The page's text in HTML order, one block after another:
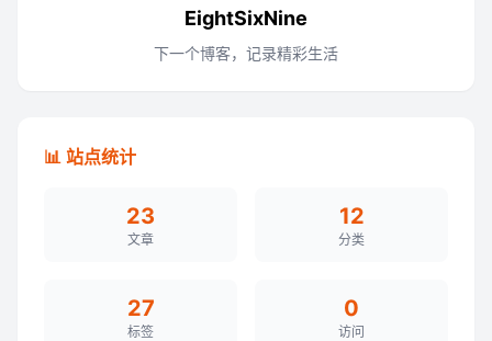
EightSixNine
下一个博客，记录精彩生活
📊 站点统计
23
文章
12
分类
27
标签
0
访问